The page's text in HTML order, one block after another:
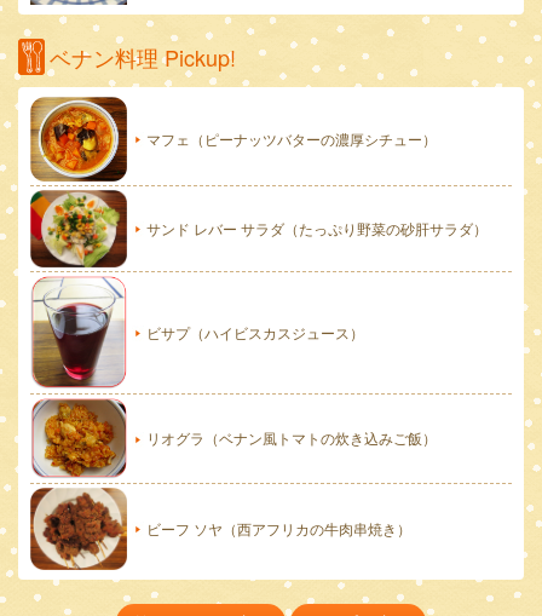
ベナン料理 Pickup!
マフェ（ピーナッツバターの濃厚シチュー）
サンド レバー サラダ（たっぷり野菜の砂肝サラダ）
ビサプ（ハイビスカスジュース）
リオグラ（ベナン風トマトの炊き込みご飯）
ビーフ ソヤ（西アフリカの牛肉串焼き）